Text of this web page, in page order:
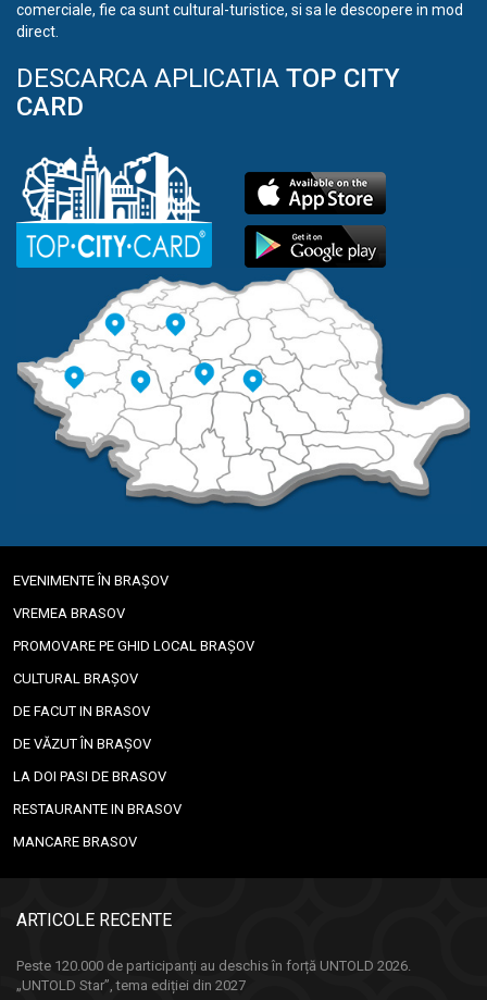
comerciale, fie ca sunt cultural-turistice, si sa le descopere in mod
direct.
DESCARCA APLICATIA TOP CITY
CARD
EVENIMENTE ÎN BRAȘOV
VREMEA BRASOV
PROMOVARE PE GHID LOCAL BRAȘOV
CULTURAL BRAȘOV
DE FACUT IN BRASOV
DE VĂZUT ÎN BRAȘOV
LA DOI PASI DE BRASOV
RESTAURANTE IN BRASOV
MANCARE BRASOV
ARTICOLE RECENTE
Peste 120.000 de participanți au deschis în forță UNTOLD 2026.
„UNTOLD Star”, tema ediției din 2027